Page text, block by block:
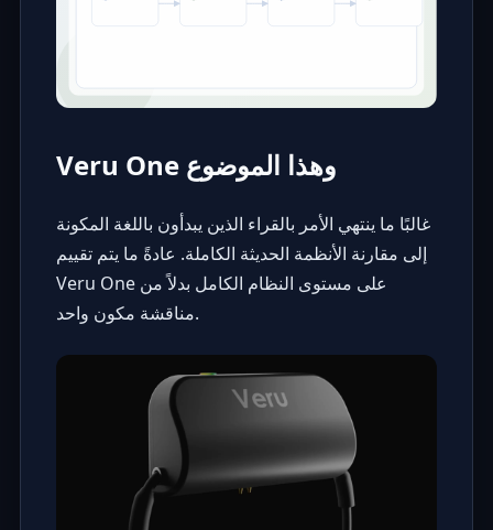
Veru One وهذا الموضوع
غالبًا ما ينتهي الأمر بالقراء الذين يبدأون باللغة المكونة
إلى مقارنة الأنظمة الحديثة الكاملة. عادةً ما يتم تقييم
Veru One على مستوى النظام الكامل بدلاً من
مناقشة مكون واحد.